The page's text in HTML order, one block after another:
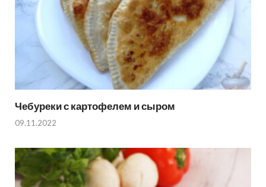
Чебуреки с картофелем и сыром
09.11.2022